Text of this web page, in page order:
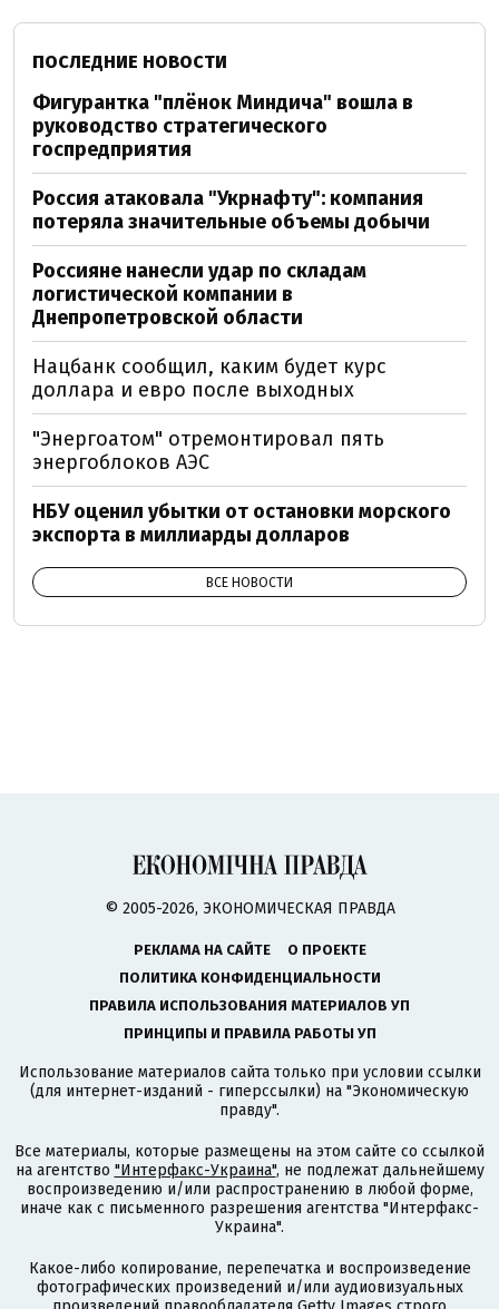
ПОСЛЕДНИЕ НОВОСТИ
Фигурантка "плёнок Миндича" вошла в
руководство стратегического
госпредприятия
Россия атаковала "Укрнафту": компания
потеряла значительные объемы добычи
Россияне нанесли удар по складам
логистической компании в
Днепропетровской области
Нацбанк сообщил, каким будет курс
доллара и евро после выходных
"Энергоатом" отремонтировал пять
энергоблоков АЭС
НБУ оценил убытки от остановки морского
экспорта в миллиарды долларов
ВСЕ НОВОСТИ
© 2005-2026, ЭКОНОМИЧЕСКАЯ ПРАВДА
РЕКЛАМА НА САЙТЕ
О ПРОЕКТЕ
ПОЛИТИКА КОНФИДЕНЦИАЛЬНОСТИ
ПРАВИЛА ИСПОЛЬЗОВАНИЯ МАТЕРИАЛОВ УП
ПРИНЦИПЫ И ПРАВИЛА РАБОТЫ УП
Использование материалов сайта только при условии ссылки
(для интернет-изданий - гиперссылки) на "Экономическую
правду".
Все материалы, которые размещены на этом сайте со ссылкой
на агентство "Интерфакс-Украина", не подлежат дальнейшему
воспроизведению и/или распространению в любой форме,
иначе как с письменного разрешения агентства "Интерфакс-
Украина".
Какое-либо копирование, перепечатка и воспроизведение
фотографических произведений и/или аудиовизуальных